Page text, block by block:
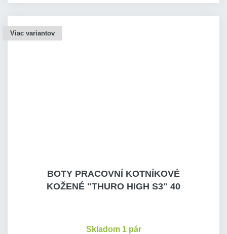
Viac variantov
BOTY PRACOVNÍ KOTNÍKOVÉ
KOŽENÉ "THURO HIGH S3" 40
Skladom 1 pár